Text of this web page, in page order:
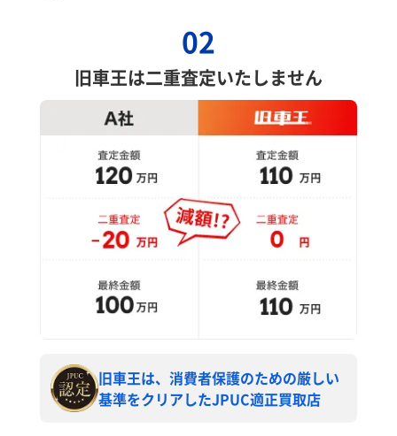
02
旧車王は二重査定いたしません
旧車王は、消費者保護のための厳しい
基準をクリアしたJPUC適正買取店